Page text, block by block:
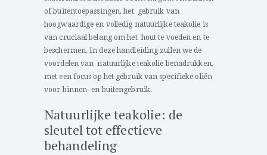
of buitentoepassingen, het gebruik van
hoogwaardige en volledig natuurlijke teakolie is
van cruciaal belang om het hout te voeden en te
beschermen. In deze handleiding zullen we de
voordelen van natuurlijke teakolie benadrukken,
met een focus op het gebruik van specifieke oliën
voor binnen- en buitengebruik.
Natuurlijke teakolie: de
sleutel tot effectieve
behandeling